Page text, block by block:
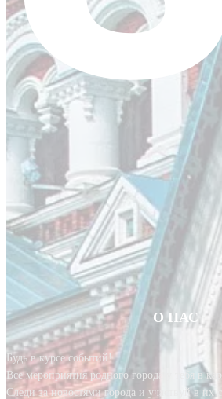
О НАС
Будь в курсе событий!
Все мероприятия родного города у тебя в
Следи за новостями города и участвуй в их